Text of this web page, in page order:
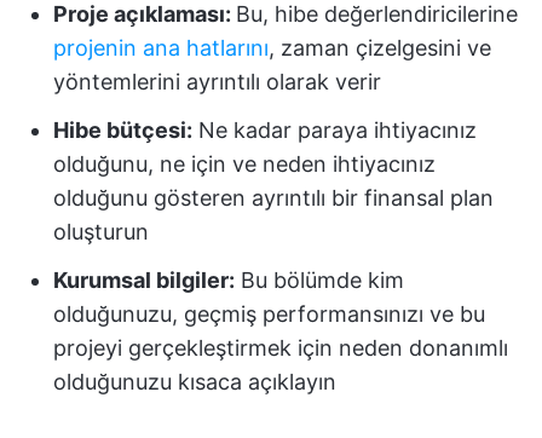
Proje açıklaması: Bu, hibe değerlendiricilerine
projenin ana hatlarını, zaman çizelgesini ve
yöntemlerini ayrıntılı olarak verir
Hibe bütçesi: Ne kadar paraya ihtiyacınız
olduğunu, ne için ve neden ihtiyacınız
olduğunu gösteren ayrıntılı bir finansal plan
oluşturun
Kurumsal bilgiler: Bu bölümde kim
olduğunuzu, geçmiş performansınızı ve bu
projeyi gerçekleştirmek için neden donanımlı
olduğunuzu kısaca açıklayın